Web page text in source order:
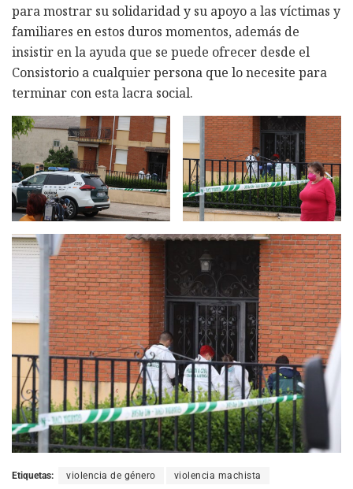
para mostrar su solidaridad y su apoyo a las víctimas y
familiares en estos duros momentos, además de
insistir en la ayuda que se puede ofrecer desde el
Consistorio a cualquier persona que lo necesite para
terminar con esta lacra social.
Etiquetas: violencia de género violencia machista